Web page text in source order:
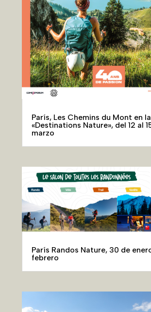
París, Les Chemins du Mont en
«Destinations Nature», del 12 al
marzo
París Randos Nature, 30 de
febrero